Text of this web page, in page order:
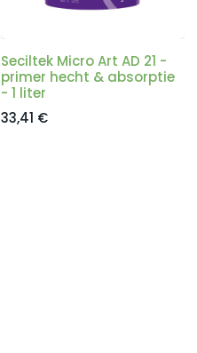
Seciltek Micro Art AD 21 -
primer hecht & absorptie
- 1 liter
33,41 €